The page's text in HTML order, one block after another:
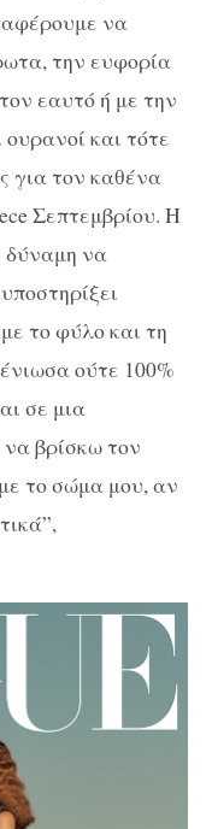
να
την ευφορία
εαυτό ή με την
και τότε
για τον καθένα
Σεπτεμβρίου. Η
δύναμη να
το φύλο και τη
ούτε 100%
σε μια
βρίσκω τον
το σώμα μου, αν